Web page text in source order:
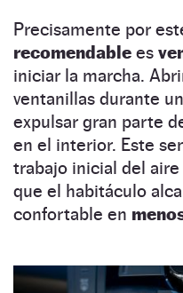
Precisamente por
recomendable es
iniciar la marcha.
ventanillas durante
expulsar gran parte
en el interior. Este
trabajo inicial del
que el habitáculo
confortable en